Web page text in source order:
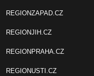
REGIONZAPAD.CZ
REGIONJIH.CZ
REGIONPRAHA.CZ
REGIONUSTI.CZ